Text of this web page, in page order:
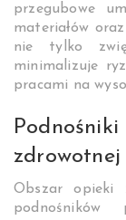
przegubowe
materiałów
nie tylko
minimalizuje
pracami na
Obszar opieki
podnośników